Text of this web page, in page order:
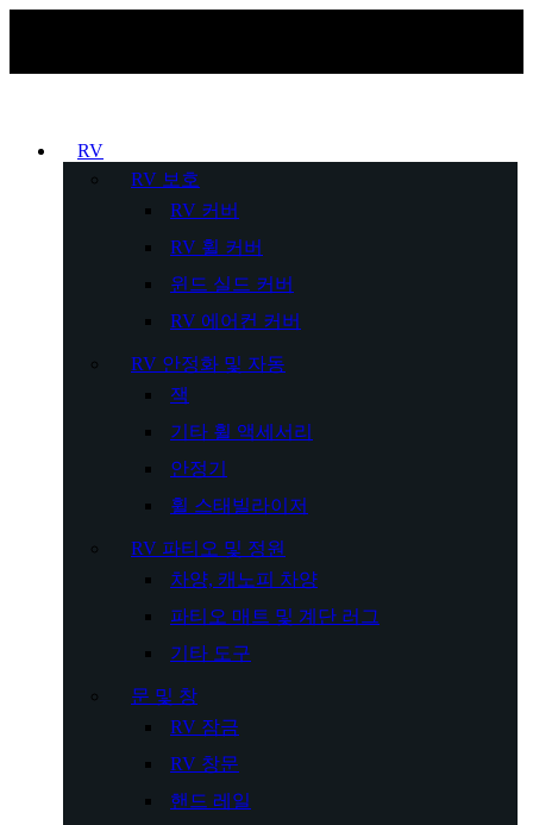
RV
RV 보호
RV 커버
RV 휠 커버
윈드 실드 커버
RV 에어컨 커버
RV 안정화 및 자동
잭
기타 휠 액세서리
안정기
휠 스태빌라이저
RV 파티오 및 정원
차양, 캐노피 차양
파티오 매트 및 계단 러그
기타 도구
문 및 창
RV 잠금
RV 창문
핸드 레일